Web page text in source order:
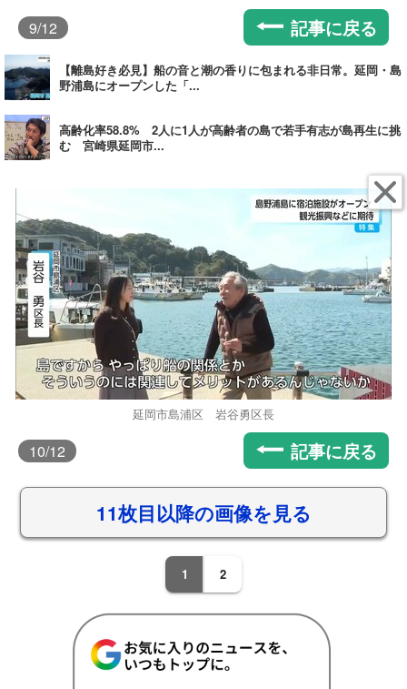
9/12 記事に戻る
【離島好き必見】船の音と潮の香りに包まれる非日常。延岡・島
野浦島にオープンした「...
高齢化率58.8% 2人に1人が高齢者の島で若手有志が島再生に挑
む 宮崎県延岡市...
延岡市島浦区 岩谷勇区長
10/12 記事に戻る
11枚目以降の画像を見る
1 2